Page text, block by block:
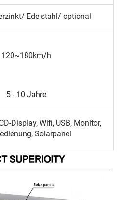
Edelstahl/ optional
120~180km/h
5 - 10 Jahre
Display, Wifi, USB, Monitor,
Solarpanel